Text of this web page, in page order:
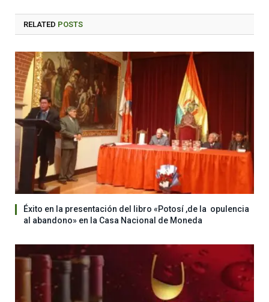
RELATED POSTS
Éxito en la presentación del libro «Potosí ,de la opulencia
al abandono» en la Casa Nacional de Moneda